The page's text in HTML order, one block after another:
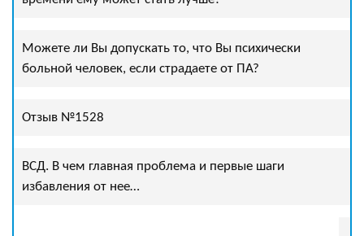
Можете ли Вы допускать то, что Вы психически
больной человек, если страдаете от ПА?
Отзыв №1528
ВСД. В чем главная проблема и первые шаги
избавления от нее…